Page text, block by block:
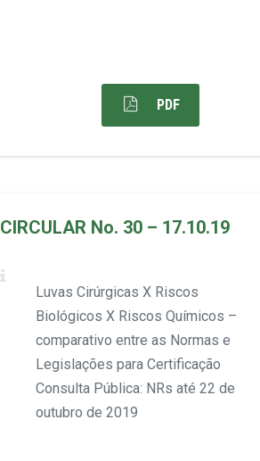
PDF
CIRCULAR No. 30 – 17.10.19
Luvas Cirúrgicas X Riscos
Biológicos X Riscos Químicos –
comparativo entre as Normas e
Legislações para Certificação
Consulta Pública: NRs até 22 de
outubro de 2019